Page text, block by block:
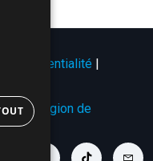
confidentialité
Région de
linkedin linkinstagram link
tiktok link